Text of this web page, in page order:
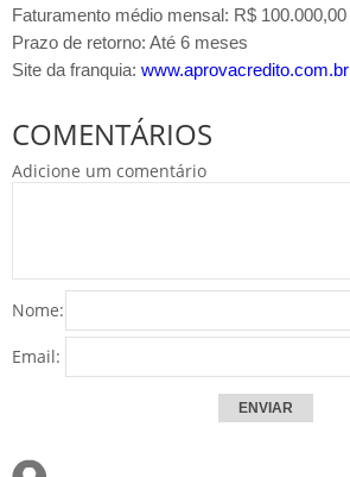
Faturamento médio mensal: R$ 100.000,00
Prazo de retorno: Até 6 meses
Site da franquia: www.aprovacredito.com.br
COMENTÁRIOS
Adicione um comentário
Nome:
Email: